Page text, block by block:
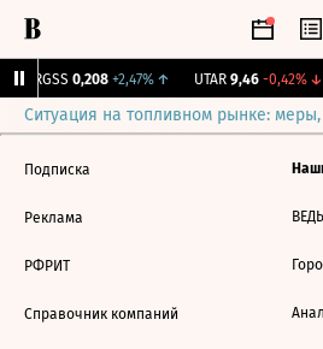
RGSS 0,208 +2,47%↑ UTAR 9,46 -0,42%↓
Ситуация на топливном рынке: меры,
Подписка
Реклама
РФРИТ
Справочник компаний
ВЕДЫ